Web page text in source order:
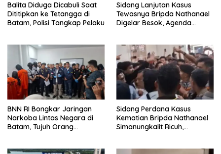
Balita Diduga Dicabuli Saat
Dititipkan ke Tetangga di
Batam, Polisi Tangkap Pelaku
Sidang Lanjutan Kasus
Tewasnya Bripda Nathanael
Digelar Besok, Agenda
BNN RI Bongkar Jaringan
Narkoba Lintas Negara di
Batam, Tujuh Orang
Sidang Perdana Kasus
Kematian Bripda Nathanael
Simanungkalit Ricuh,